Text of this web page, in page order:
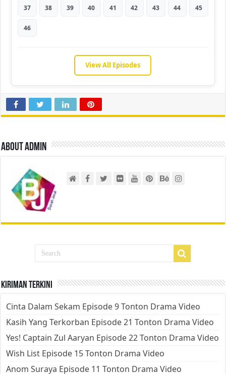
37 38 39 40 41 42 43 44 45
46
View All Episodes
About admin
Kiriman Terkini
Cinta Dalam Sekam Episode 9 Tonton Drama Video
Kasih Yang Terkorban Episode 21 Tonton Drama Video
Yes! Captain Zul Aaryan Episode 22 Tonton Drama Video
Wish List Episode 15 Tonton Drama Video
Anom Suraya Episode 11 Tonton Drama Video